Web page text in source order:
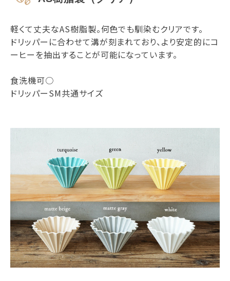
軽くて丈夫なAS樹脂製。何色でも馴染むクリアです。
ドリッパーに合わせて溝が刻まれており、より安定的にコ
ーヒーを抽出することが可能になっています。
食洗機可○
ドリッパーSM共通サイズ